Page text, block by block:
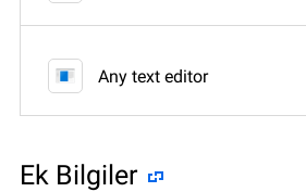
Any text editor
Ek Bilgiler